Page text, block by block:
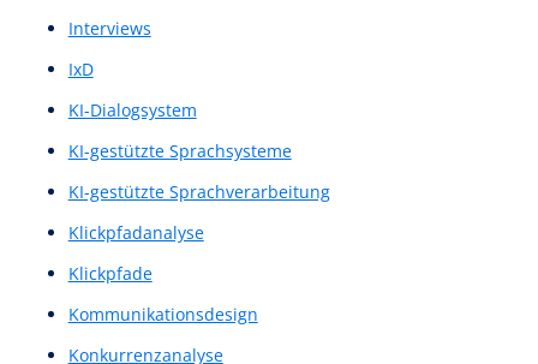
Homepage Gestalltung
Homepagegestalltung
IA
Illustrationen
illustrierte Bilder
illustrierte Grafiken